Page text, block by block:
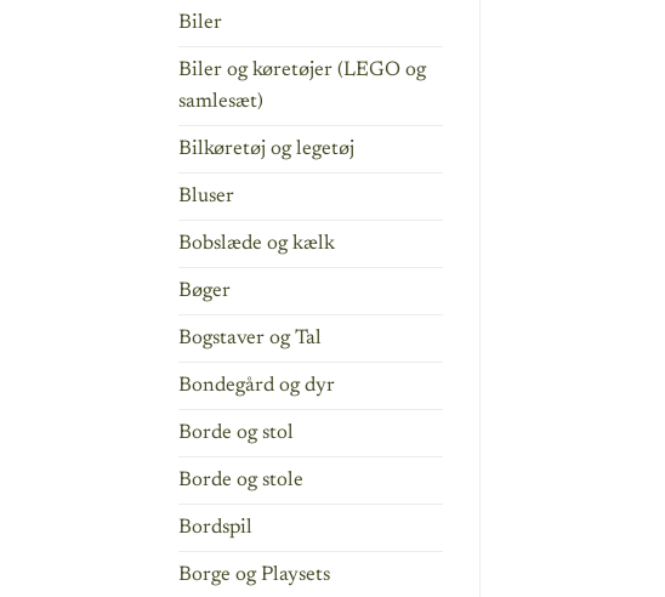
Biler
Biler og køretøjer (LEGO og
samlesæt)
Bilkøretøj og legetøj
Bluser
Bobslæde og kælk
Bøger
Bogstaver og Tal
Bondegård og dyr
Borde og stol
Borde og stole
Bordspil
Borge og Playsets